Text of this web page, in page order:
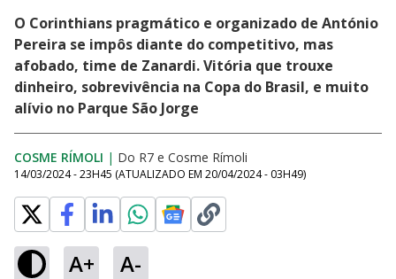
O Corinthians pragmático e organizado de António
Pereira se impôs diante do competitivo, mas
afobado, time de Zanardi. Vitória que trouxe
dinheiro, sobrevivência na Copa do Brasil, e muito
alívio no Parque São Jorge
COSME RÍMOLI | Do R7 e Cosme Rímoli
14/03/2024 - 23H45 (ATUALIZADO EM 20/04/2024 - 03H49)
A+ A-